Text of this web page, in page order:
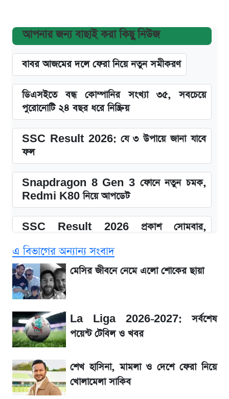
আপনার জন্য বাছাই করা কিছু নিউজ
বাবর আজমের দলে ফেরা নিয়ে নতুন সমীকরণ
ডিএসইতে বন্ধ কোম্পানির সংখ্যা ৩৫, সবচেয়ে
পুরোনোটি ২৪ বছর ধরে নিষ্ক্রিয়
SSC Result 2026: যে ৩ উপায়ে জানা যাবে
ফল
Snapdragon 8 Gen 3 ফোনে নতুন চমক,
Redmi K80 নিয়ে আপডেট
SSC Result 2026 প্রকাশ সোমবার,
১৮০ দিনের মূল্যায়ন শেষে মন্ত্রিসভায় পরিবর্তন
আগে দেখে নিন, আজকের সোনার নতুন দাম
SSc Result 2026 তারিখ চূড়ান্ত, স্কুলে ভর্তি
নিয়ে নতুন নিয়ম
মেসির জীবনে নেমে এলো শোকের ছায়া
এ বিভাগের অন্যান্য সংবাদ
মেসির জীবনে নেমে এলো শোকের ছায়া
La Liga 2026-2027: সর্বশেষ
পয়েন্ট টেবিল ও খবর
শেখ হাসিনা, মামলা ও দেশে ফেরা নিয়ে
খোলামেলা সাকিব